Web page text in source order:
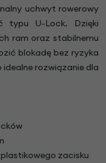
uchwyt rowerowy
typu U-Lock. Dzięki
ram oraz stabilnemu
blokadę bez ryzyka
rozwiązanie dla
zacisku